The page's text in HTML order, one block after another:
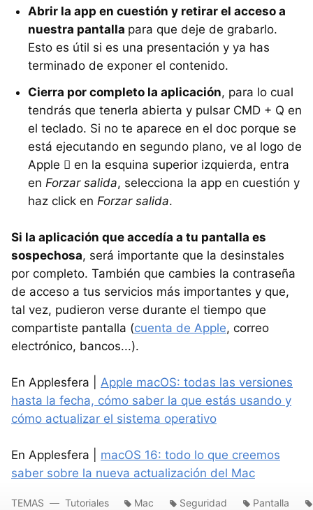
Abrir la app en cuestión y retirar el acceso a
nuestra pantalla para que deje de grabarlo.
Esto es útil si es una presentación y ya has
terminado de exponer el contenido.
Cierra por completo la aplicación, para lo cual
tendrás que tenerla abierta y pulsar CMD + Q en
el teclado. Si no te aparece en el doc porque se
está ejecutando en segundo plano, ve al logo de
Apple  en la esquina superior izquierda, entra
en Forzar salida, selecciona la app en cuestión y
haz click en Forzar salida.
Si la aplicación que accedía a tu pantalla es
sospechosa, será importante que la desinstales
por completo. También que cambies la contraseña
de acceso a tus servicios más importantes y que,
tal vez, pudieron verse durante el tiempo que
compartiste pantalla (cuenta de Apple, correo
electrónico, bancos...).
En Applesfera | Apple macOS: todas las versiones
hasta la fecha, cómo saber la que estás usando y
cómo actualizar el sistema operativo
En Applesfera | macOS 16: todo lo que creemos
saber sobre la nueva actualización del Mac
TEMAS Tutoriales Mac Seguridad Pantalla